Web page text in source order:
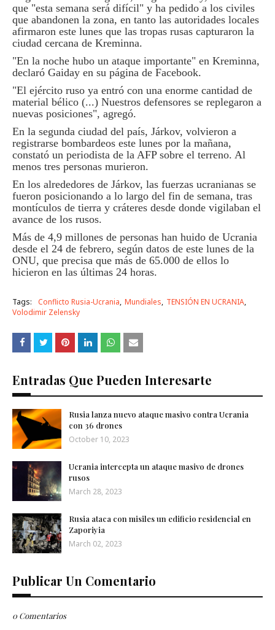
que "esta semana será difícil" y ha pedido a los civiles
que abandonen la zona, en tanto las autoridades locales
afirmaron este lunes que las tropas rusas capturaron la
ciudad cercana de Kreminna.
"En la noche hubo un ataque importante" en Kreminna,
declaró Gaiday en su página de Facebook.
"El ejército ruso ya entró con una enorme cantidad de
material bélico (...) Nuestros defensores se replegaron a
nuevas posiciones", agregó.
En la segunda ciudad del país, Járkov, volvieron a
registrarse bombardeos este lunes por la mañana,
constató un periodista de la AFP sobre el terreno. Al
menos tres personas murieron.
En los alrededores de Járkov, las fuerzas ucranianas se
fueron posicionando a lo largo del fin de semana, tras
montículos de tierra y cráteres desde donde vigilaban el
avance de los rusos.
Más de 4,9 millones de personas han huido de Ucrania
desde el 24 de febrero, según datos de este lunes de la
ONU, que precisa que más de 65.000 de ellos lo
hicieron en las últimas 24 horas.
Tags: Conflicto Rusia-Ucrania Mundiales TENSIÓN EN UCRANIA
Volodimir Zelensky
Entradas Que Pueden Interesarte
Rusia lanza nuevo ataque masivo contra Ucrania
con 36 drones
October 10, 2023
Ucrania intercepta un ataque masivo de drones
rusos
March 28, 2023
Rusia ataca con misiles un edificio residencial en
Zaporiyia
March 02, 2023
Publicar Un Comentario
0 Comentarios